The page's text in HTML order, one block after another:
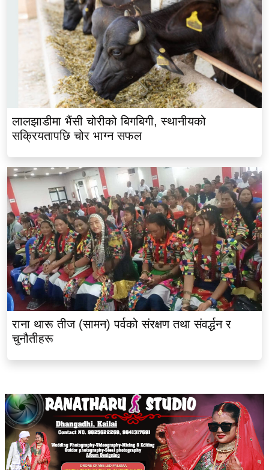
लालझाडीमा भैंसी चोरीको बिगबिगी, स्थानीयको
सक्रियतापछि चोर भाग्न सफल
राना थारू तीज (सामन) पर्वको संरक्षण तथा संवर्द्धन र
चुनौतीहरू